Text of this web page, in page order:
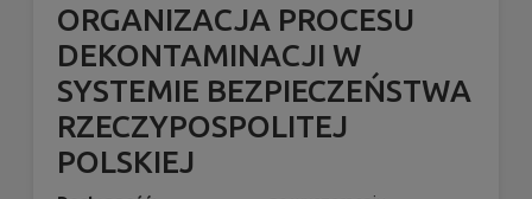
ORGANIZACJA PROCESU
DEKONTAMINACJI W
SYSTEMIE BEZPIECZEŃSTWA
RZECZYPOSPOLITEJ
POLSKIEJ